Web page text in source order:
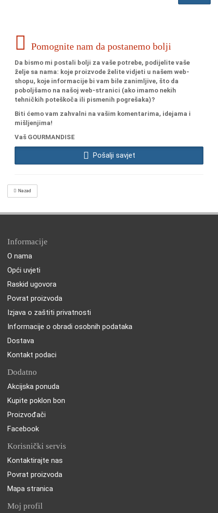
Pomognite nam da postanemo bolji
Da bismo mi postali bolji za vaše potrebe, podijelite vaše
želje sa nama: koje proizvode želite vidjeti u našem web-
shopu, koje informacije bi vam bile zanimljive, što da
poboljšamo na našoj web-stranici (ako imamo nekih
tehničkih poteškoča ili pismenih pogrešaka)?
Biti ćemo vam zahvalni na vašim komentarima, idejama i
mišljenjima!
Vaš GOURMANDISE
Pošalji savjet
Nazad
Informacije
O nama
Opći uvjeti
Raskid ugovora
Povrat proizvoda
Izjava o zaštiti privatnosti
Informacije o obradi osobnih podataka
Dostava
Kontakt podaci
Dodatno
Akcijska ponuda
Kupite poklon bon
Proizvođači
Facebook
Korisnički servis
Kontaktirajte nas
Povrat proizvoda
Mapa stranica
Moj profil